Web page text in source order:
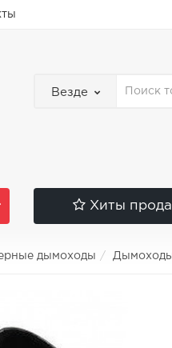
Везде
Хиты
дымоходы